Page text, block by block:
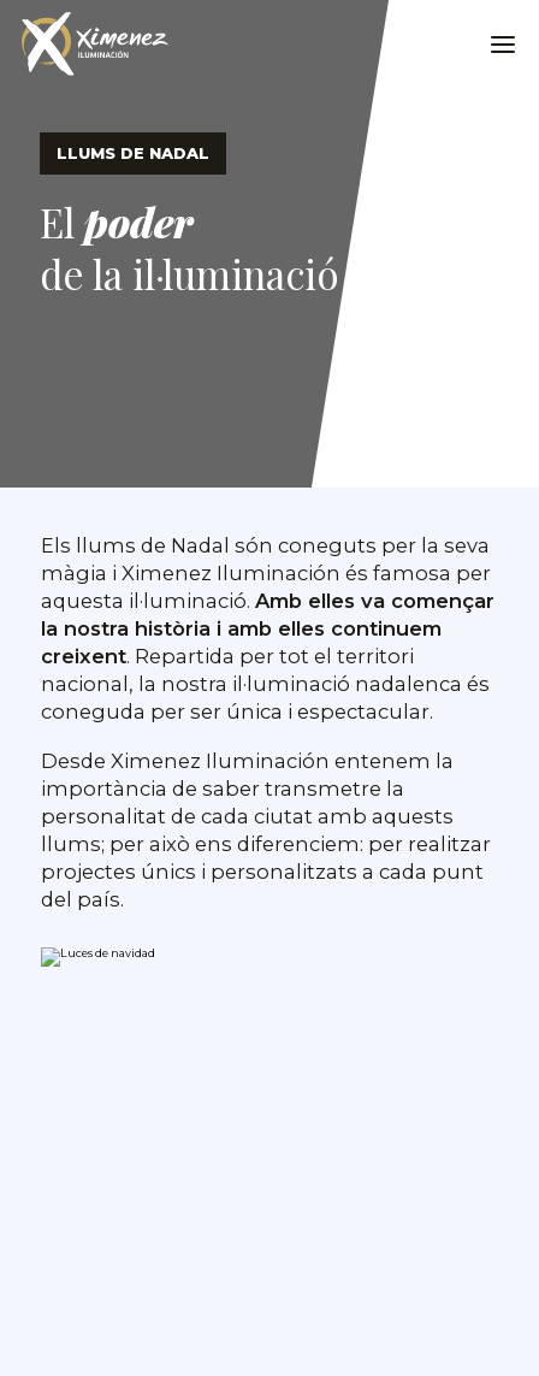
LLUMS DE NADAL
Elpoder
de la il·luminació
Els llums de Nadal són coneguts per la seva
màgia i Ximenez Iluminación és famosa per
aquesta il·luminació.Amb elles va començar
la nostra història i amb elles continuem
creixent. Repartida per tot el territori
nacional, la nostra il·luminació nadalenca és
coneguda per ser única i espectacular.
Desde Ximenez Iluminación entenem la
importància de saber transmetre la
personalitat de cada ciutat amb aquests
llums; per això ens diferenciem: per realitzar
projectes únics i personalitzats a cada punt
del país.